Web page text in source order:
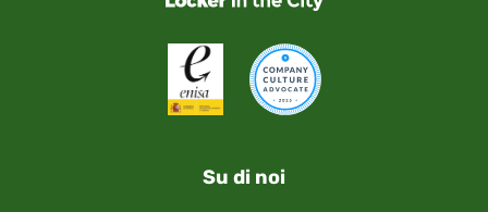
Su di noi